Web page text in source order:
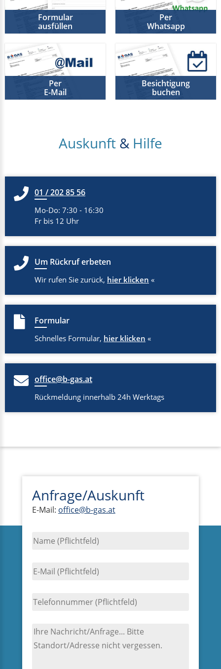
Formular
ausfüllen
Per
Whatsapp
Per
E-Mail
Besichtigung
buchen
Auskunft & Hilfe
01 / 202 85 56
Mo-Do: 7:30 - 16:30
Fr bis 12 Uhr
Um Rückruf erbeten
Wir rufen Sie zurück, hier klicken «
Formular
Schnelles Formular, hier klicken «
office@b-gas.at
Rückmeldung innerhalb 24h Werktags
Anfrage/Auskunft
E-Mail: office@b-gas.at